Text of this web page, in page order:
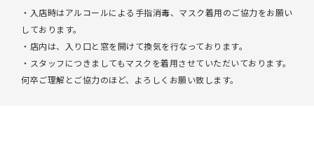
・入店時はアルコールによる手指消毒、マスク着用のご協力をお願い
しております。
・店内は、入り口と窓を開けて換気を行なっております。
・スタッフにつきましてもマスクを着用させていただいております。
何卒ご理解とご協力のほど、よろしくお願い致します。